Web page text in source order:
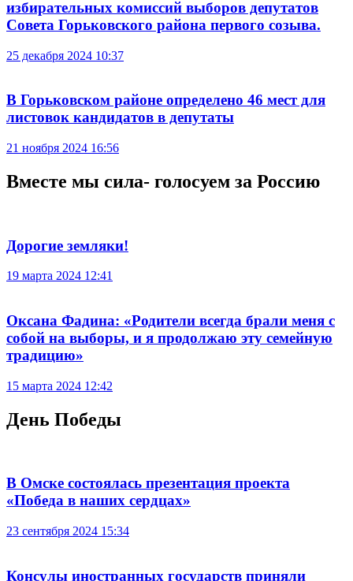
избирательных комиссий выборов депутатов
Совета Горьковского района первого созыва.
25 декабря 2024 10:37
В Горьковском районе определено 46 мест для
листовок кандидатов в депутаты
21 ноября 2024 16:56
Вместе мы сила- голосуем за Россию
Дорогие земляки!
19 марта 2024 12:41
Оксана Фадина: «Родители всегда брали меня с
собой на выборы, и я продолжаю эту семейную
традицию»
15 марта 2024 12:42
День Победы
В Омске состоялась презентация проекта
«Победа в наших сердцах»
23 сентября 2024 15:34
Консулы иностранных государств приняли